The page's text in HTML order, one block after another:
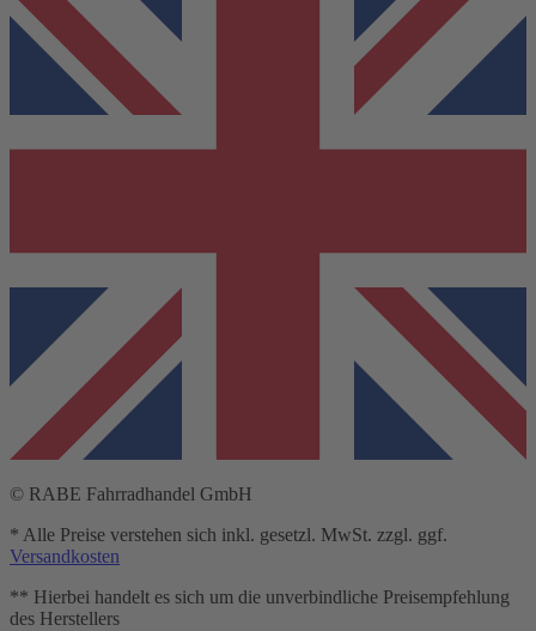
© RABE Fahrradhandel GmbH
* Alle Preise verstehen sich inkl. gesetzl. MwSt. zzgl. ggf.
Versandkosten
** Hierbei handelt es sich um die unverbindliche Preisempfehlung
des Herstellers